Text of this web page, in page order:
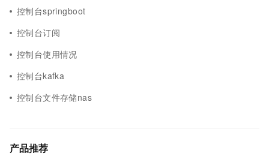
控制台springboot
控制台订阅
控制台使用情况
控制台kafka
控制台文件存储nas
产品推荐